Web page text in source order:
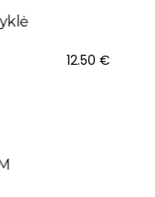
12.50 €